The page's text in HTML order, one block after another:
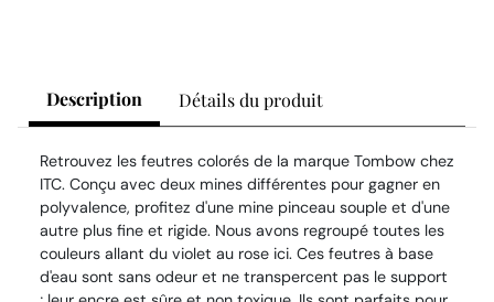
Description Détails du produit
Retrouvez les feutres colorés de la marque Tombow chez
ITC. Conçu avec deux mines différentes pour gagner en
polyvalence, profitez d'une mine pinceau souple et d'une
autre plus fine et rigide. Nous avons regroupé toutes les
couleurs allant du violet au rose ici. Ces feutres à base
d'eau sont sans odeur et ne transpercent pas le support